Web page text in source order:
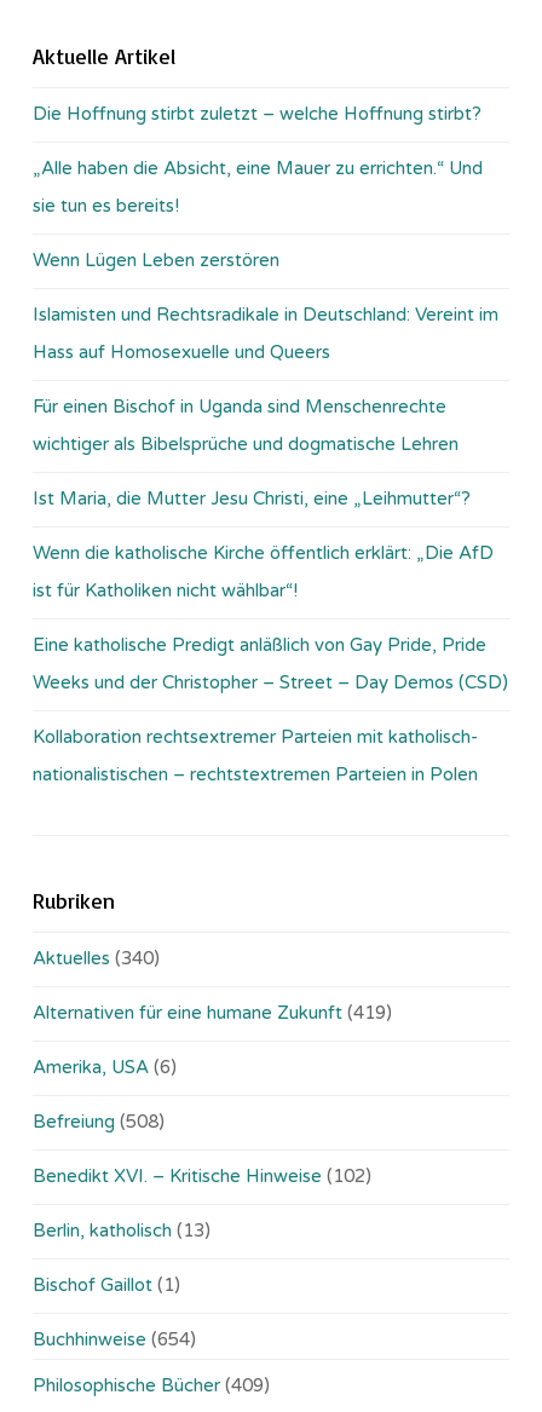
Aktuelle Artikel
Die Hoffnung stirbt zuletzt – welche Hoffnung stirbt?
„Alle haben die Absicht, eine Mauer zu errichten.“ Und
sie tun es bereits!
Wenn Lügen Leben zerstören
Islamisten und Rechtsradikale in Deutschland: Vereint im
Hass auf Homosexuelle und Queers
Für einen Bischof in Uganda sind Menschenrechte
wichtiger als Bibelsprüche und dogmatische Lehren
Ist Maria, die Mutter Jesu Christi, eine „Leihmutter“?
Wenn die katholische Kirche öffentlich erklärt: „Die AfD
ist für Katholiken nicht wählbar“!
Eine katholische Predigt anläßlich von Gay Pride, Pride
Weeks und der Christopher – Street – Day Demos (CSD)
Kollaboration rechtsextremer Parteien mit katholisch-
nationalistischen – rechtstextremen Parteien in Polen
Rubriken
Aktuelles (340)
Alternativen für eine humane Zukunft (419)
Amerika, USA (6)
Befreiung (508)
Benedikt XVI. – Kritische Hinweise (102)
Berlin, katholisch (13)
Bischof Gaillot (1)
Buchhinweise (654)
Philosophische Bücher (409)